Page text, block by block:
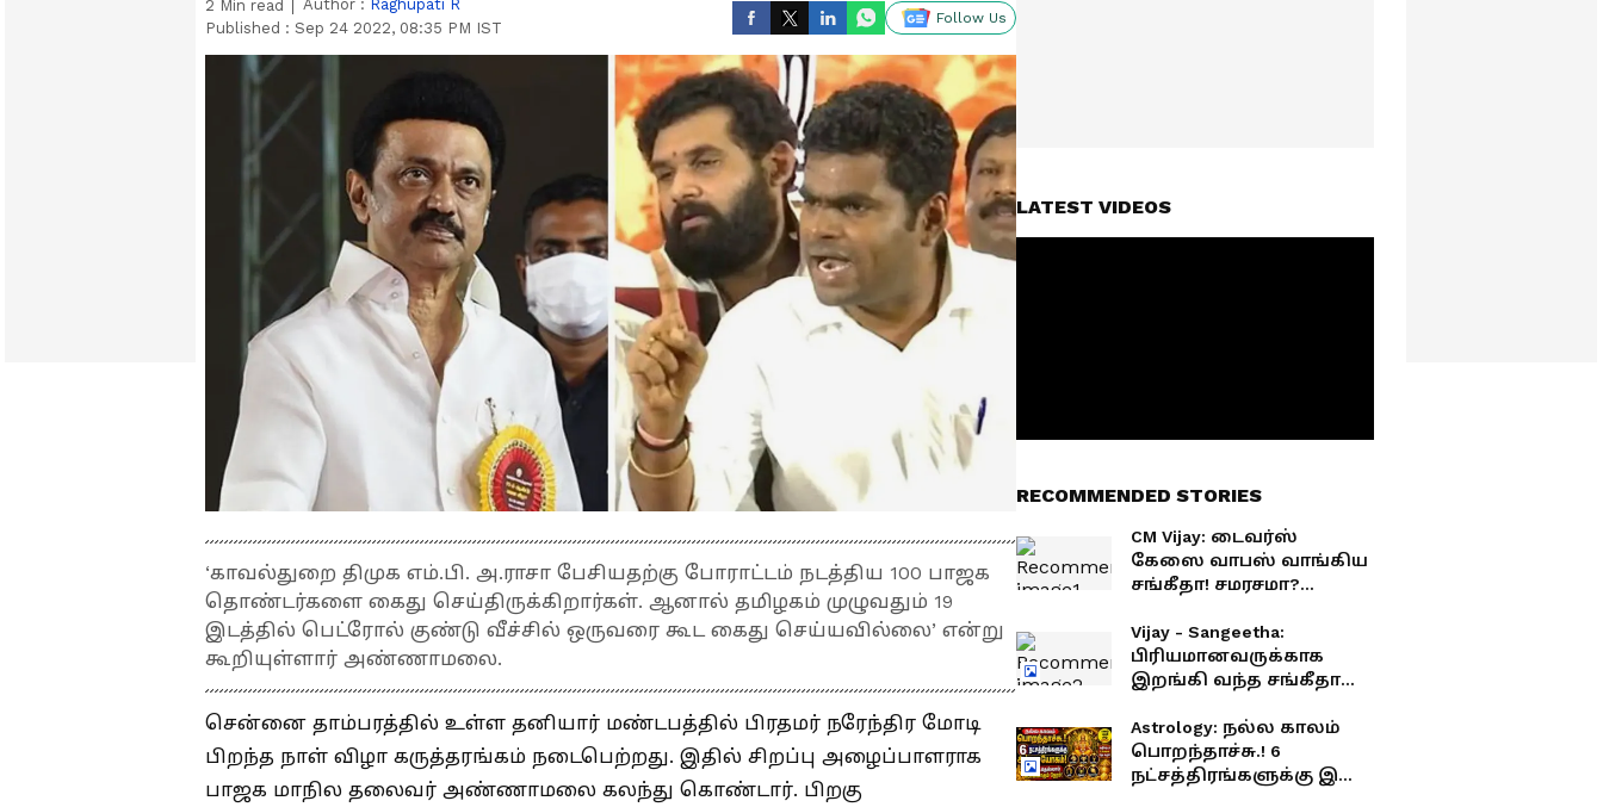
2 Min read Author : Raghupati R
Published : Sep 24 2022, 08:35 PM IST
Follow Us
‘காவல்துறை திமுக எம்.பி. அ.ராசா பேசியதற்கு போராட்டம் நடத்திய 100 பாஜக
தொண்டர்களை கைது செய்திருக்கிறார்கள். ஆனால் தமிழகம் முழுவதும் 19
இடத்தில் பெட்ரோல் குண்டு வீச்சில் ஒருவரை கூட கைது செய்யவில்லை’ என்று
கூறியுள்ளார் அண்ணாமலை.
சென்னை தாம்பரத்தில் உள்ள தனியார் மண்டபத்தில் பிரதமர் நரேந்திர மோடி
பிறந்த நாள் விழா கருத்தரங்கம் நடைபெற்றது. இதில் சிறப்பு அழைப்பாளராக
பாஜக மாநில தலைவர் அண்ணாமலை கலந்து கொண்டார். பிறகு
LATEST VIDEOS
RECOMMENDED STORIES
CM Vijay: டைவர்ஸ்
கேஸை வாபஸ் வாங்கிய
சங்கீதா! சமரசமா?
Vijay - Sangeetha:
பிரியமானவருக்காக
இறங்கி வந்த சங்கீதா
உடைத்து குடும்பத்தை
ஒன்று சேர்த்தது யார்
தெரியுமா?!
Astrology: நல்ல காலம்
பொறந்தாச்சு.! 6
நட்சத்திரங்களுக்கு இனி